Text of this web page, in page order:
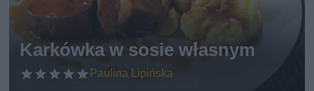
Karkówka w sosie własnym
Paulina Lipińska